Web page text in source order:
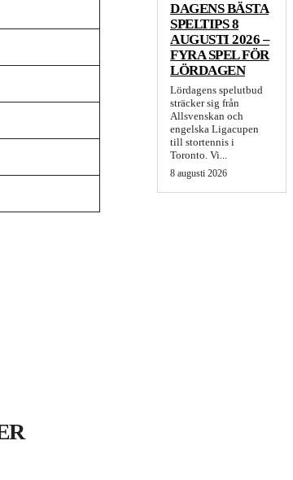
DAGENS BÄSTA
SPELTIPS 8
AUGUSTI 2026 –
FYRA SPEL FÖR
LÖRDAGEN
Lördagens spelutbud
sträcker sig från
Allsvenskan och
engelska Ligacupen
till stortennis i
Toronto. Vi...
8 augusti 2026